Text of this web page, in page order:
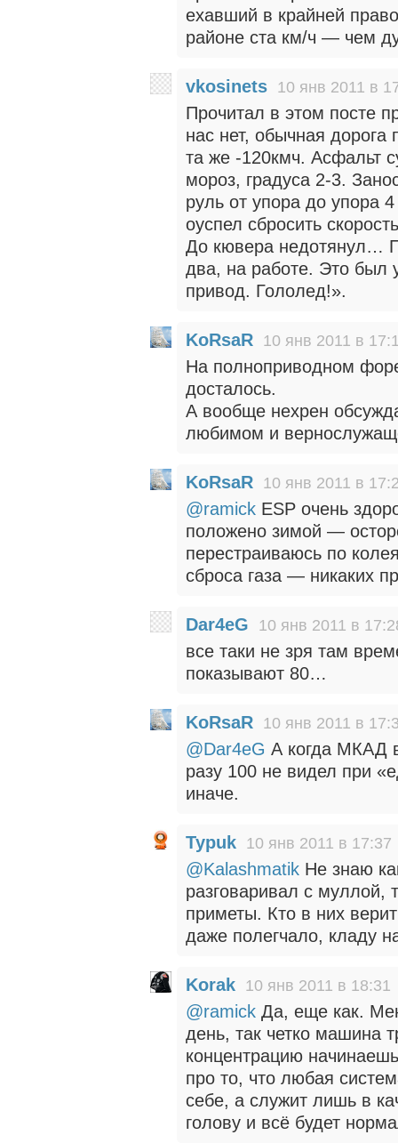
ехавший в крайней
районе ста км/ч — чем
vkosinets 10 янв 2011 в
Прочитал в этом посте
нас нет, обычная дорога
та же -120кмч. Асфальт
мороз, градуса 2-3.
руль от упора до упора
оуспел сбросить
До кювера недотянул…
два, на работе. Это был
привод. Гололед!».
KoRsaR 10 янв 2011 в
На полноприводном
досталось.
А вообще нехрен
любимом и
KoRsaR 10 янв 2011 в
@ramick ESP очень
положено зимой —
перестраиваюсь по
сброса газа — никаких
Dar4eG 10 янв 2011 в
все таки не зря там
показывают 80…
KoRsaR 10 янв 2011 в
@Dar4eG А когда МКАД
разу 100 не видел при
иначе.
Typuk 10 янв 2011 в 17:37
@Kalashmatik Не знаю
разговаривал с муллой,
приметы. Кто в них
даже полегчало, кладу
Korak 10 янв 2011 в 18:31
@ramick Да, еще как.
день, так четко машина
концентрацию
про то, что любая
себе, а служит лишь в
голову и всё будет